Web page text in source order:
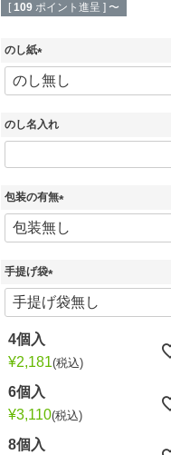
[ 109 ポイント進呈 ] 〜
のし紙
必
)
のし名入れ
包装の有無
(
必
手提げ袋
(
必
4個入
¥2,181 税込
6個入
¥3,110 税込
8個入